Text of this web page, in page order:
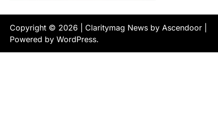
Copyright © 2026 | Claritymag News by Ascendoor
Powered by WordPress.